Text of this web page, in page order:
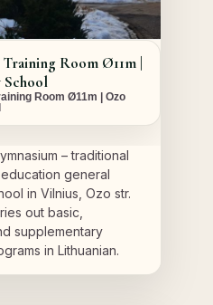
Training Room Ø11m |
School
Room Ø11m | Ozo
– traditional
general
in Vilnius, Ozo str.
out basic,
supplementary
in Lithuanian.